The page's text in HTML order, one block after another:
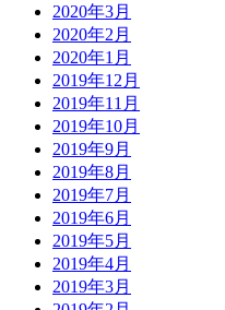
2020年3月
2020年2月
2020年1月
2019年12月
2019年11月
2019年10月
2019年9月
2019年8月
2019年7月
2019年6月
2019年5月
2019年4月
2019年3月